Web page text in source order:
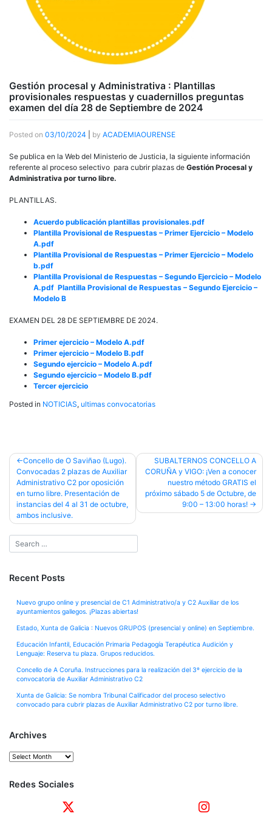
Gestión procesal y Administrativa : Plantillas
provisionales respuestas y cuadernillos preguntas
examen del día 28 de Septiembre de 2024
Posted on 03/10/2024 by ACADEMIAOURENSE
Se publica en la Web del Ministerio de Justicia, la siguiente información
referente al proceso selectivo para cubrir plazas de Gestión Procesal y
Administrativa por turno libre.
PLANTILLAS.
Acuerdo publicación plantillas provisionales.pdf
Plantilla Provisional de Respuestas – Primer Ejercicio – Modelo
A.pdf
Plantilla Provisional de Respuestas – Primer Ejercicio – Modelo
b.pdf
Plantilla Provisional de Respuestas – Segundo Ejercicio – Modelo
A.pdf Plantilla Provisional de Respuestas – Segundo Ejercicio –
Modelo B
EXAMEN DEL 28 DE SEPTIEMBRE DE 2024.
Primer ejercicio – Modelo A.pdf
Primer ejercicio – Modelo B.pdf
Segundo ejercicio – Modelo A.pdf
Segundo ejercicio – Modelo B.pdf
Tercer ejercicio
Posted in NOTICIAS, ultimas convocatorias
Post
navigation
Concello de O Saviñao (Lugo).
Convocadas 2 plazas de Auxiliar
Administrativo C2 por oposición
en turno libre. Presentación de
instancias del 4 al 31 de octubre,
ambos inclusive.
SUBALTERNOS CONCELLO A
CORUÑA y VIGO: ¡Ven a conocer
nuestro método GRATIS el
próximo sábado 5 de Octubre, de
9:00 – 13:00 horas!
Recent Posts
Nuevo grupo online y presencial de C1 Administrativo/a y C2 Auxiliar de los
ayuntamientos gallegos. ¡Plazas abiertas!
Estado, Xunta de Galicia : Nuevos GRUPOS (presencial y online) en Septiembre.
Educación Infantil, Educación Primaria Pedagogía Terapéutica Audición y
Lenguaje: Reserva tu plaza. Grupos reducidos.
Concello de A Coruña. Instrucciones para la realización del 3º ejercicio de la
convocatoria de Auxiliar Administrativo C2
Xunta de Galicia: Se nombra Tribunal Calificador del proceso selectivo
convocado para cubrir plazas de Auxiliar Administrativo C2 por turno libre.
Archives
Archives
Redes Sociales